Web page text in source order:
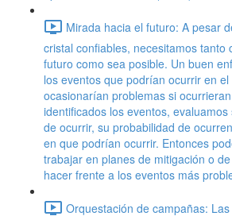
Mirada hacia el futuro: A pesar
cristal confiables, necesitamos tanto
futuro como sea posible. Un buen
los eventos que podrían ocurrir en
ocasionarían problemas si
identificados los eventos,
de ocurrir, su probabilidad de
en que podrían ocurrir. Entonces
trabajar en planes de mitigación o
hacer frente a los eventos más
Orquestación de campañas: